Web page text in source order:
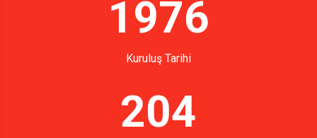
1976
Kuruluş Tarihi
204